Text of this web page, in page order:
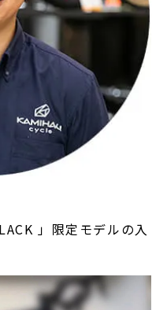
」限定モデルの入